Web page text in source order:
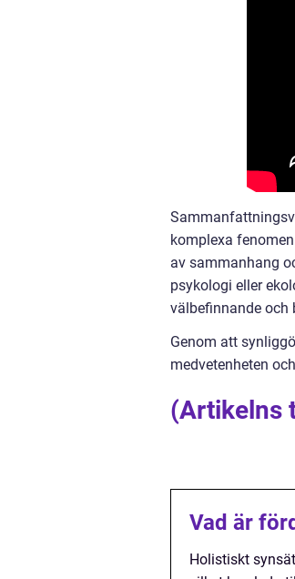
komplexa
av sammanhang
psykologi eller
välbefinnande och
Genom att
medvetenheten
(Artikelns
Vad är
Holistiskt